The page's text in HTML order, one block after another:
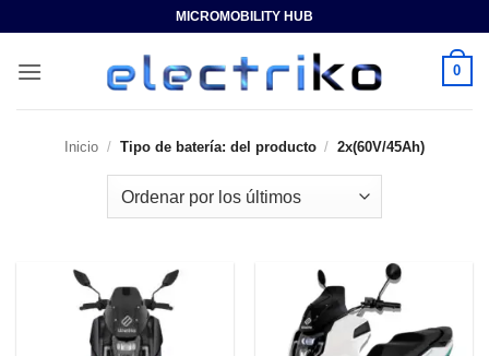
contenido
MICROMOBILITY HUB
0
Inicio / Tipo de batería: del producto / 2x(60V/45Ah)